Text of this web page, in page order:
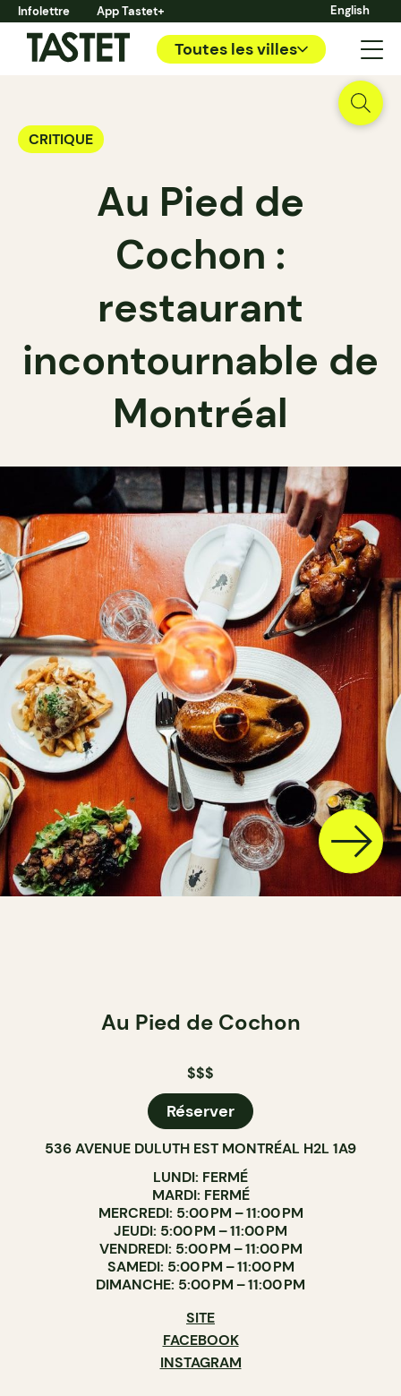
Infolettre App Tastet+ English
Toutes les villes
CRITIQUE
Au Pied de
Cochon :
restaurant
incontournable de
Montréal
Au Pied de Cochon
$$$
Réserver
536 AVENUE DULUTH EST MONTRÉAL H2L 1A9
LUNDI: FERMÉ
MARDI: FERMÉ
MERCREDI: 5:00 PM – 11:00 PM
JEUDI: 5:00 PM – 11:00 PM
VENDREDI: 5:00 PM – 11:00 PM
SAMEDI: 5:00 PM – 11:00 PM
DIMANCHE: 5:00 PM – 11:00 PM
SITE
FACEBOOK
INSTAGRAM